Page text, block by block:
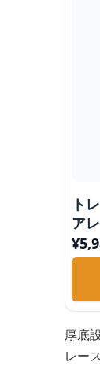
ト
ア
¥
厚底
レー